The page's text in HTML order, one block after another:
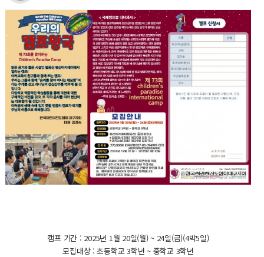
캠프 기간 : 2025년 1월 20일(월) ~ 24일(금)(4박5일)
모집대상 : 초등학교 3학년 ~ 중학교 3학년